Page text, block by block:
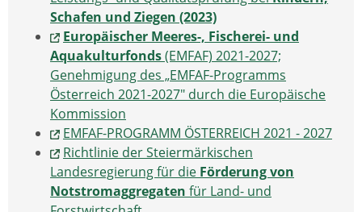
Schafen und Ziegen (2023)
Europäischer Meeres-, Fischerei- und
Aquakulturfonds(EMFAF) 2021-2027;
Genehmigung des „EMFAF-Programms
Österreich 2021-2027" durch die Europäische
Kommission
EMFAF-PROGRAMM ÖSTERREICH 2021 - 2027
Richtlinie der Steiermärkischen
Landesregierung für die Förderung von
Notstromaggregaten für Land- und